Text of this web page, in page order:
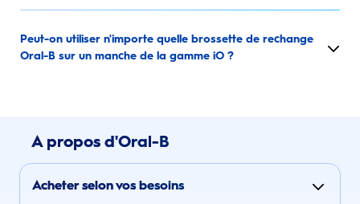
Peut-on utiliser n'importe quelle brossette de rechange
Oral-B sur un manche de la gamme iO ?
A propos d'Oral-B
Acheter selon vos besoins